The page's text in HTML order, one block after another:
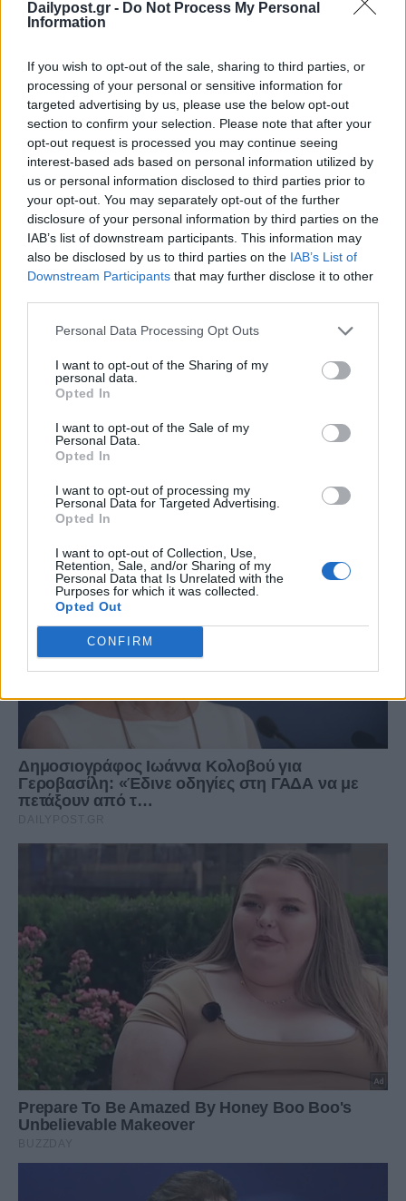
Dailypost.gr - Do Not Process My Personal
Information
If you wish to opt-out of the sale, sharing to third parties, or
processing of your personal or sensitive information for
targeted advertising by us, please use the below opt-out
section to confirm your selection. Please note that after your
opt-out request is processed you may continue seeing
interest-based ads based on personal information utilized by
us or personal information disclosed to third parties prior to
your opt-out. You may separately opt-out of the further
disclosure of your personal information by third parties on the
IAB’s list of downstream participants. This information may
also be disclosed by us to third parties on the IAB’s List of
Downstream Participants that may further disclose it to other
Personal Data Processing Opt Outs
I want to opt-out of the Sharing of my
personal data.
Opted In
I want to opt-out of the Sale of my
Personal Data.
Opted In
I want to opt-out of processing my
Personal Data for Targeted Advertising.
Opted In
I want to opt-out of Collection, Use,
Retention, Sale, and/or Sharing of my
Personal Data that Is Unrelated with the
Purposes for which it was collected.
Opted Out
CONFIRM